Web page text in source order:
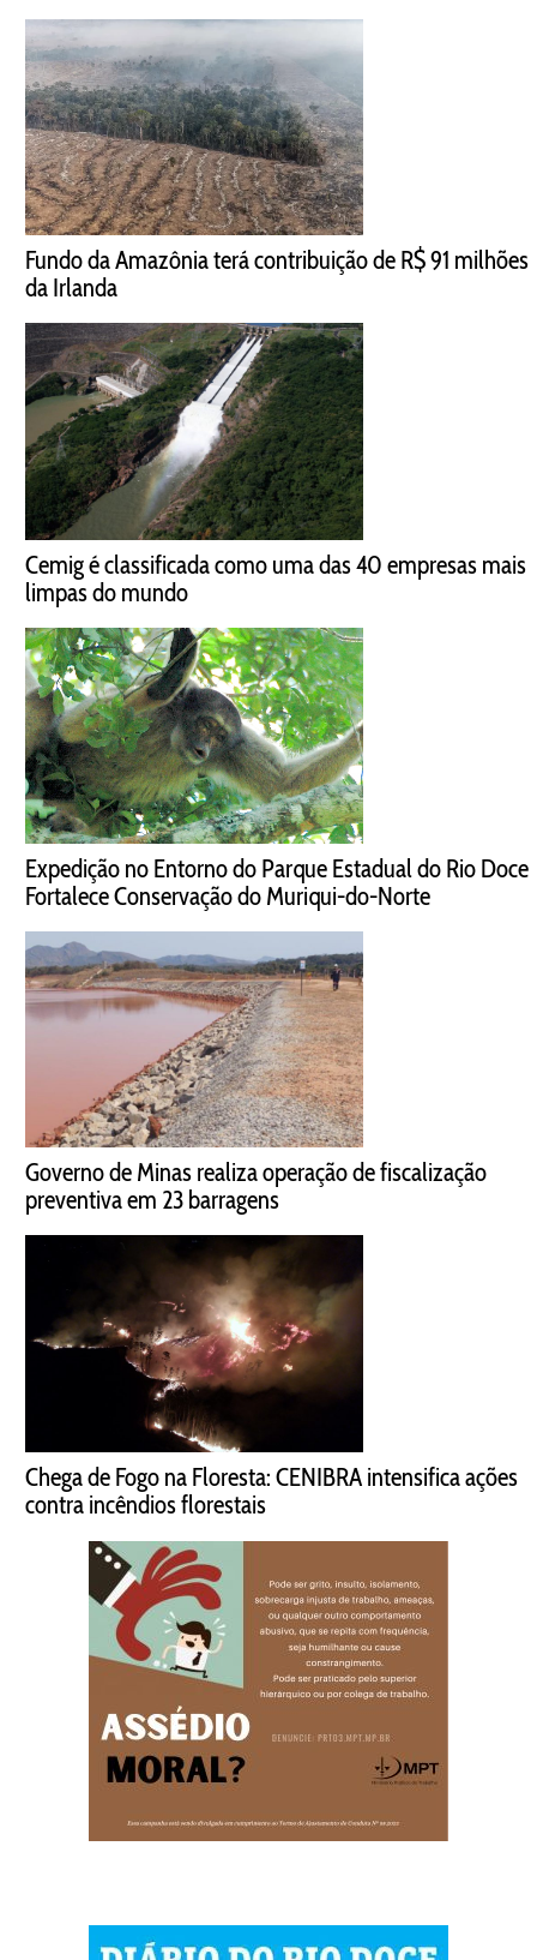
Fundo da Amazônia terá contribuição de R$ 91 milhões
da Irlanda
Cemig é classificada como uma das 40 empresas mais
limpas do mundo
Expedição no Entorno do Parque Estadual do Rio Doce
Fortalece Conservação do Muriqui-do-Norte
Governo de Minas realiza operação de fiscalização
preventiva em 23 barragens
Chega de Fogo na Floresta: CENIBRA intensifica ações
contra incêndios florestais